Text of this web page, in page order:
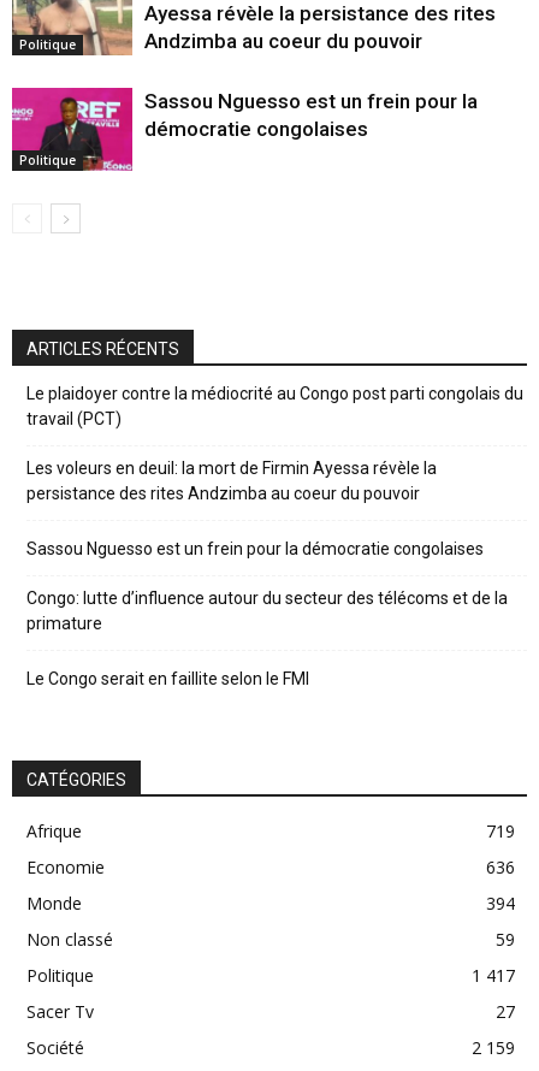
Politique
Ayessa révèle la persistance des rites
Andzimba au coeur du pouvoir
Politique
Sassou Nguesso est un frein pour la
démocratie congolaises
ARTICLES RÉCENTS
Le plaidoyer contre la médiocrité au Congo post parti congolais du
travail (PCT)
Les voleurs en deuil: la mort de Firmin Ayessa révèle la
persistance des rites Andzimba au coeur du pouvoir
Sassou Nguesso est un frein pour la démocratie congolaises
Congo: lutte d’influence autour du secteur des télécoms et de la
primature
Le Congo serait en faillite selon le FMI
CATÉGORIES
Afrique
719
Economie
636
Monde
394
Non classé
59
Politique
1 417
Sacer Tv
27
Société
2 159